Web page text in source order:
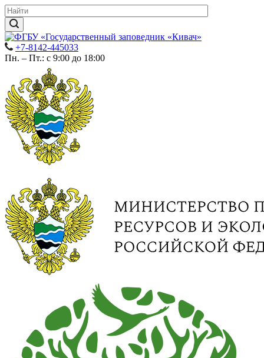
+7-8142-445033
Пн. – Пт.: с 9:00 до 18:00